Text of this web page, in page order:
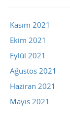
Kasım 2021
Ekim 2021
Eylül 2021
Ağustos 2021
Haziran 2021
Mayıs 2021